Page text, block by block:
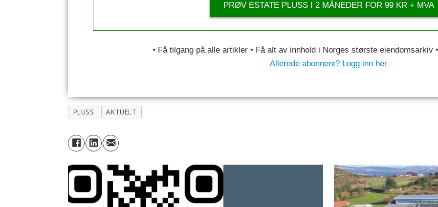
PRØV ESTATE PLUSS I 2 MÅNEDER FOR 99 KR + MVA
• Få tilgang på alle artikler • Få alt av innhold i Norges største eiendomsarkiv
Allerede abonnent? Logg inn her
PLUSS AKTUELT